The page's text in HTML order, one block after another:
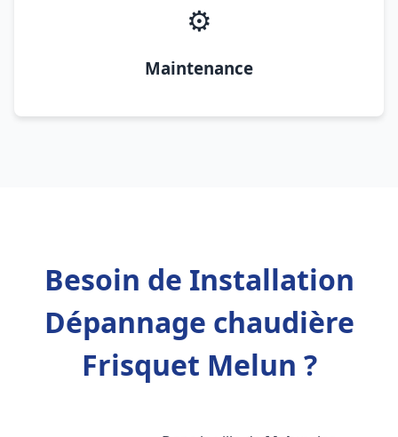
⚙️
Maintenance
Besoin de Installation
Dépannage chaudière
Frisquet Melun ?